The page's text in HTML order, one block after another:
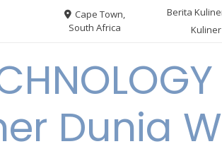
Cape Town,
South Africa
Berita
Dunia